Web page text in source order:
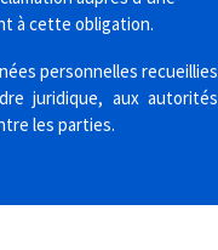
à cette obligation.
personnelles recueillies
juridique, aux autorités
les parties.